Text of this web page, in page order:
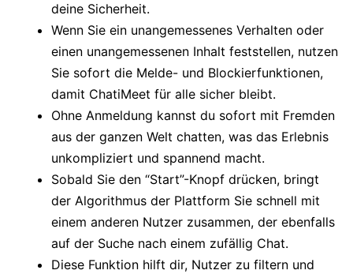
deine Sicherheit.
Wenn Sie ein unangemessenes Verhalten oder
einen unangemessenen Inhalt feststellen, nutzen
Sie sofort die Melde- und Blockierfunktionen,
damit ChatiMeet für alle sicher bleibt.
Ohne Anmeldung kannst du sofort mit Fremden
aus der ganzen Welt chatten, was das Erlebnis
unkompliziert und spannend macht.
Sobald Sie den “Start”-Knopf drücken, bringt
der Algorithmus der Plattform Sie schnell mit
einem anderen Nutzer zusammen, der ebenfalls
auf der Suche nach einem zufällig Chat.
Diese Funktion hilft dir, Nutzer zu filtern und